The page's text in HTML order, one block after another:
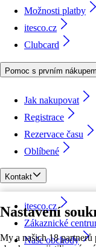
Nastavení
My a našich 18 partnerů
Možnosti platby
itesco.cz
Clubcard
Pomoc s prvním nákupem
Jak nakupovat
Registrace
Rezervace času
Oblíbené
Kontakt
itesco.cz
Zákaznické
Naše obchody